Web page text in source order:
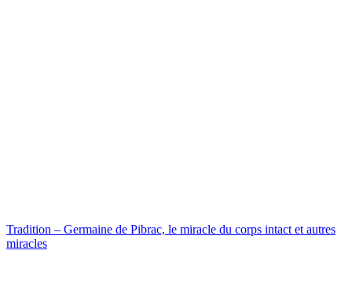
Tradition – Germaine de Pibrac, le miracle du corps intact et autres
miracles